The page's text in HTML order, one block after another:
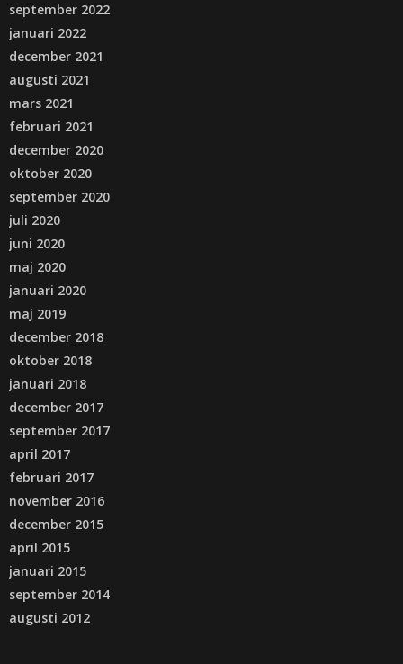
september 2022
januari 2022
december 2021
augusti 2021
mars 2021
februari 2021
december 2020
oktober 2020
september 2020
juli 2020
juni 2020
maj 2020
januari 2020
maj 2019
december 2018
oktober 2018
januari 2018
december 2017
september 2017
april 2017
februari 2017
november 2016
december 2015
april 2015
januari 2015
september 2014
augusti 2012